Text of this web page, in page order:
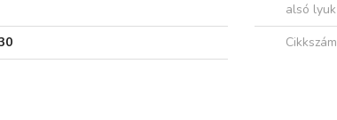
alsó lyuk
Cikkszám